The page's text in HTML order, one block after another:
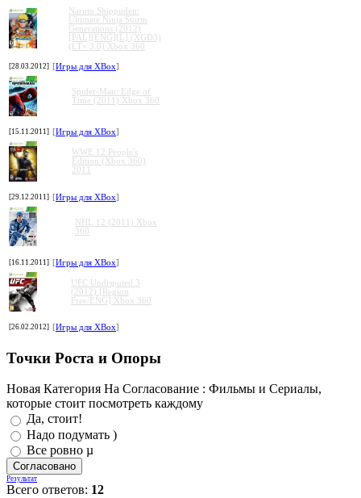
Naruto Shippuden:
Ultimate Ninja Storm
Generations (2012)
[PAL][ENG][L] (XGD3)
(LT+ 3.0) Xbox 360
[28.03.2012] [Игры для XBox]
Spider-Man: Edge of
Time (2011) Xbox 360
[15.11.2011] [Игры для XBox]
WWE 12 People's
Edition (Xbox 360)
2011
[29.12.2011] [Игры для XBox]
NHL 12 (2011) Xbox
360
[16.11.2011] [Игры для XBox]
UFC Undisputed 3
(2012) [Region
Free/ENG] Xbox 360
[26.02.2012] [Игры для XBox]
Точки Роста и Опоры
Новая Категория На Согласование : Фильмы и Сериалы,
которые стоит посмотреть каждому
Да, стоит!
Надо подумать )
Все ровно µ
Результат
Всего ответов: 12